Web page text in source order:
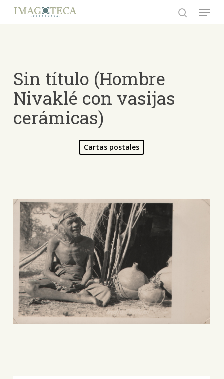
Menu
Sin título (Hombre
Nivaklé con vasijas
cerámicas)
Cartas postales